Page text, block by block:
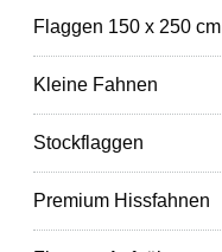
Flaggen 150 x 250 cm
Kleine Fahnen
Stockflaggen
Premium Hissfahnen